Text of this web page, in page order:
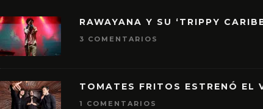
RAWAYANA Y SU ‘TRIPPY
3 COMENTARIOS
TOMATES FRITOS ESTRENÓ EL
1 COMENTARIOS